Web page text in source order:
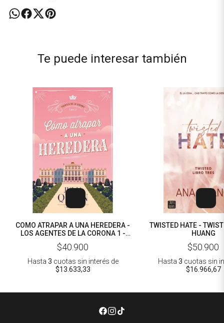
Te puede interesar también
COMO ATRAPAR A UNA HEREDERA -
LOS AGENTES DE LA CORONA 1 -
JULIA QUINN
$40.900
Hasta 3 cuotas sin interés de
$13.633,33
TWISTED HATE -
HUANG
$50.900
Hasta 3 cuotas sin
$16.966,67